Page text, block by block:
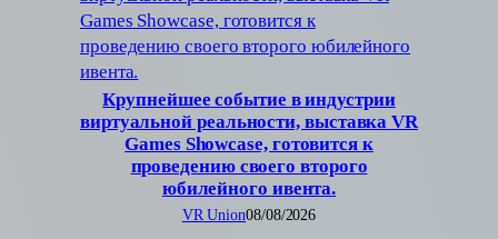
Крупнейшее событие в индустрии
виртуальной реальности, выставка VR
Games Showcase, готовится к
проведению своего второго
юбилейного ивента.
VR Union08/08/2026